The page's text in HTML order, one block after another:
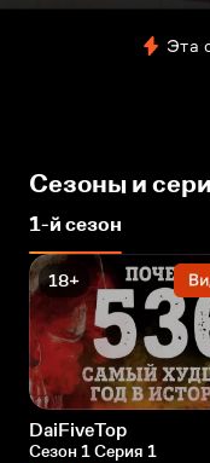
Эта
Сезоны и
1-й сезон
18+
DaiFiveTop
Сезон 1 Серия 1